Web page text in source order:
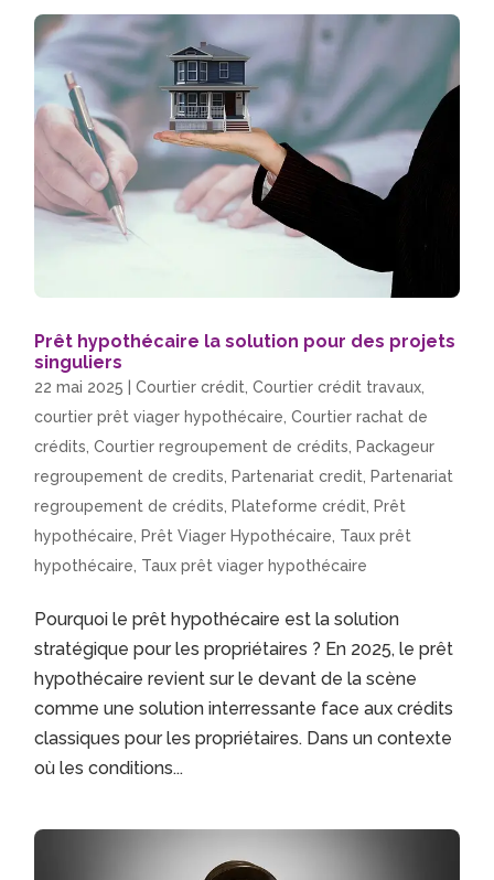
Prêt hypothécaire la solution pour des projets
singuliers
22 mai 2025 |Courtier crédit ,Courtier crédit travaux
courtier prêt viager hypothécaire ,Courtier rachat de
crédits ,Courtier regroupement de crédits
Packageur
regroupement de credits
Partenariat credit
Partenariat
regroupement de crédits
Plateforme crédit
Prêt
hypothécaire
Prêt Viager Hypothécaire Taux prêt
hypothécaire Taux prêt viager hypothécaire
Pourquoi le prêt hypothécaire est la solution
stratégique pour les propriétaires ? En 2025, le prêt
hypothécaire revient sur le devant de la scène
comme une solution interressante face aux crédits
classiques pour les propriétaires. Dans un contexte
où les conditions...